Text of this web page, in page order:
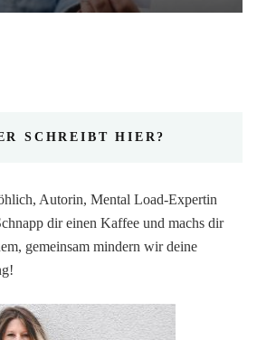
SCHREIBT HIER?
Autorin, Mental Load-Expertin
dir einen Kaffee und machs dir
gemeinsam mindern wir deine